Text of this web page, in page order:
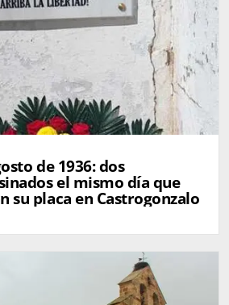
de 1936: dos
el mismo día que
su placa en Castrogonzalo